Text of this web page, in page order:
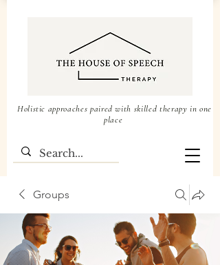
Holistic approaches paired with skilled therapy in one
place
Groups